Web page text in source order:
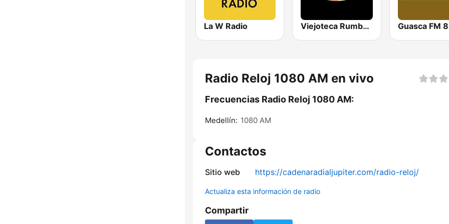
La W Radio Viejoteca Rumba y Recuerdo. Guasca FM
Radio Reloj 1080 AM en vivo
Frecuencias Radio Reloj 1080 AM:
Medellín: 1080 AM
Contactos
Sitio web https://cadenaradialjupiter.com/radio-reloj/
Actualiza esta información de radio
Compartir